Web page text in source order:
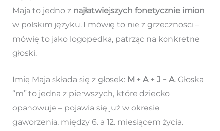
Maja to jedno z najłatwiejszych fonetycznie imion
w polskim języku. I mówię to nie z grzeczności –
mówię to jako logopedka, patrząc na konkretne
głoski.
Imię Maja składa się z głosek: M + A+ J + A. Głoska
“m” to jedna z pierwszych, które dziecko
opanowuje – pojawia się już w okresie
gaworzenia, między 6. a 12. miesiącem życia.